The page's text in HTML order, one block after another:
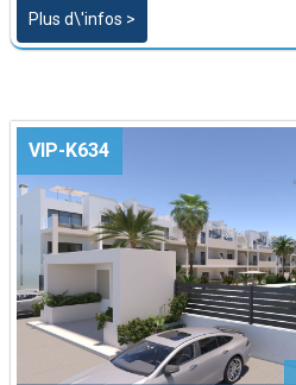
Plus d\'infos >
VIP-K634